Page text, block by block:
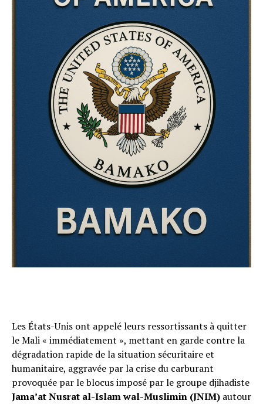
Les États-Unis ont appelé leurs ressortissants à quitter
le Mali « immédiatement », mettant en garde contre la
dégradation rapide de la situation sécuritaire et
humanitaire, aggravée par la crise du carburant
provoquée par le blocus imposé par le groupe djihadiste
Jama’at Nusrat al-Islam wal-Muslimin (JNIM) autour